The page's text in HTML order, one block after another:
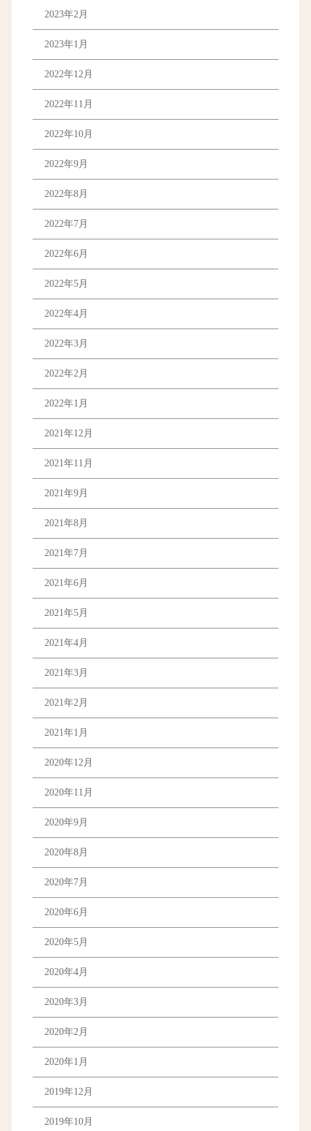
2023年2月
2023年1月
2022年12月
2022年11月
2022年10月
2022年9月
2022年8月
2022年7月
2022年6月
2022年5月
2022年4月
2022年3月
2022年2月
2022年1月
2021年12月
2021年11月
2021年9月
2021年8月
2021年7月
2021年6月
2021年5月
2021年4月
2021年3月
2021年2月
2021年1月
2020年12月
2020年11月
2020年9月
2020年8月
2020年7月
2020年6月
2020年5月
2020年4月
2020年3月
2020年2月
2020年1月
2019年12月
2019年10月